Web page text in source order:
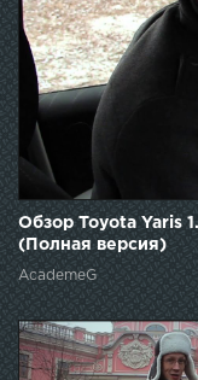
Обзор Toyota Yaris
(Полная версия)
AcademeG